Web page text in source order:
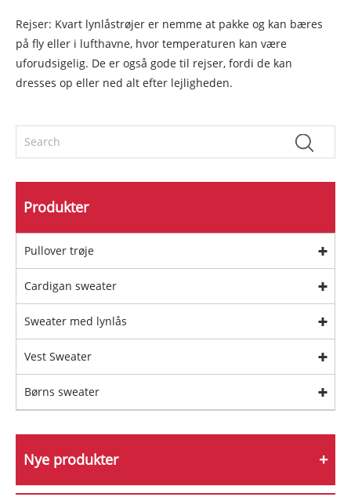
Rejser: Kvart lynlåstrøjer er nemme at pakke og kan bæres
på fly eller i lufthavne, hvor temperaturen kan være
uforudsigelig. De er også gode til rejser, fordi de kan
dresses op eller ned alt efter lejligheden.
Produkter
Pullover trøje
Cardigan sweater
Sweater med lynlås
Vest Sweater
Børns sweater
Nye produkter